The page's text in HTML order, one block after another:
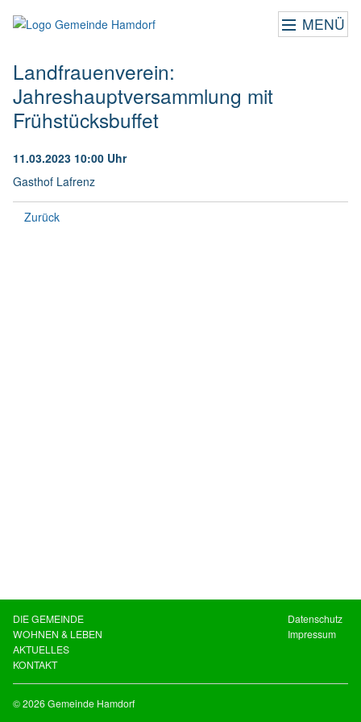
MENÜ
Landfrauenverein:
Jahreshauptversammlung mit
Frühstücksbuffet
11.03.2023 10:00 Uhr
Gasthof Lafrenz
Zurück
DIE GEMEINDE
WOHNEN & LEBEN
AKTUELLES
KONTAKT
Datenschutz
Impressum
© 2026 Gemeinde Hamdorf